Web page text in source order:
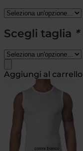
Scegli taglia *
Aggiungi al carrello